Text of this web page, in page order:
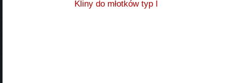
Kliny do młotków typ I